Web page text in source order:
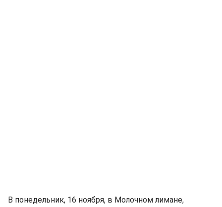
В понедельник, 16 ноября, в Молочном лимане,